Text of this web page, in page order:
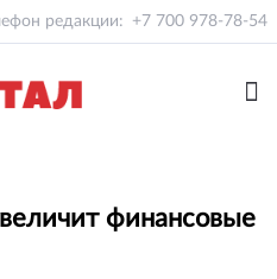
редакции: +7 700 978-78-54
финансовые